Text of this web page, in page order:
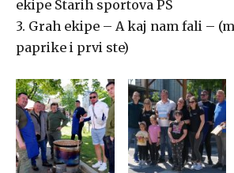
ekipe Starih sportova PS
3. Grah ekipe – A kaj nam fali –
paprike i prvi ste)